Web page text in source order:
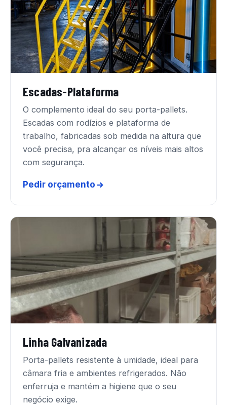
Escadas-Plataforma
O complemento ideal do seu porta-pallets.
Escadas com rodízios e plataforma de
trabalho, fabricadas sob medida na altura que
você precisa, pra alcançar os níveis mais altos
com segurança.
Pedir orçamento
Linha Galvanizada
Porta-pallets resistente à umidade, ideal para
câmara fria e ambientes refrigerados. Não
enferruja e mantém a higiene que o seu
negócio exige.